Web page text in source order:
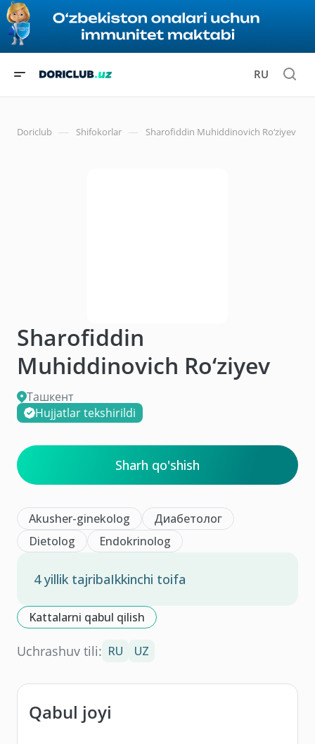
RU
Doriclub — Shifokorlar — Sharofiddin Muhiddinovich Ro‘ziyev
Sharofiddin
Muhiddinovich Ro‘ziyev
Ташкент
Hujjatlar tekshirildi
Sharh qo'shish
Akusher-ginekolog
Диабетолог
Dietolog
Endokrinolog
4 yillik tajribaIkkinchi toifa
Kattalarni qabul qilish
Uchrashuv tili: RU UZ
Qabul joyi